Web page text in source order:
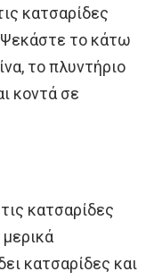
κατσαρίδες
Ψεκάστε το κάτω
το πλυντήριο
κοντά σε
κατσαρίδες
κατσαρίδες και